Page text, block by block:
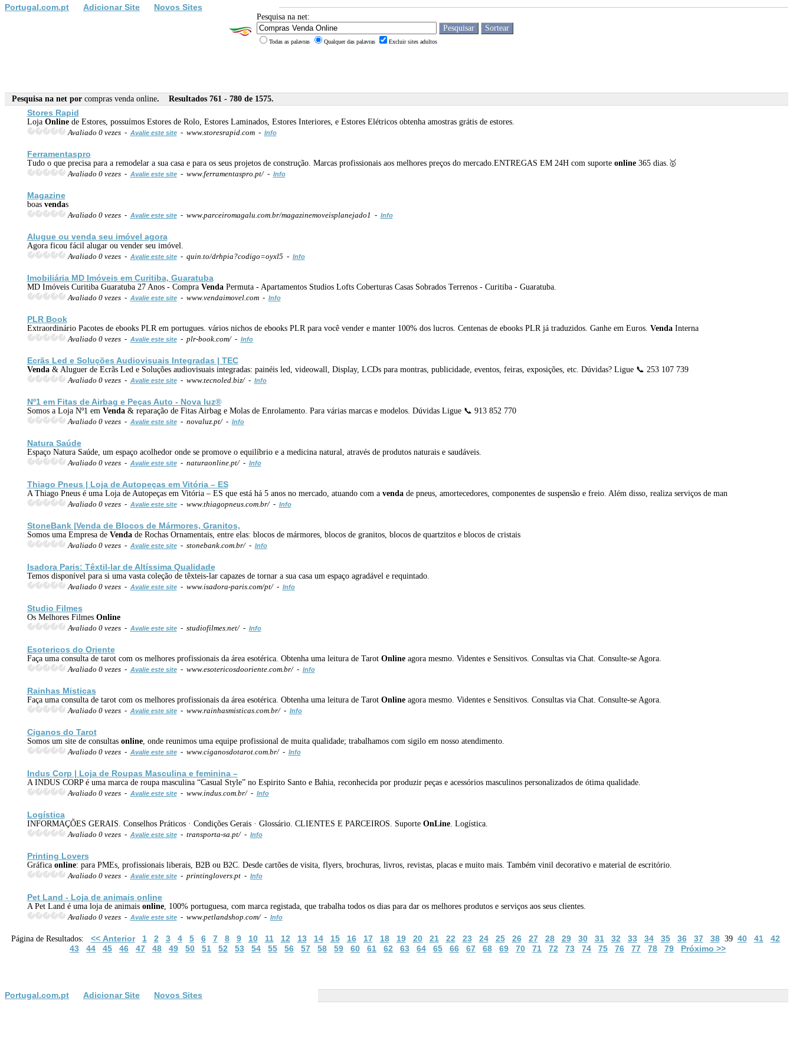
Portugal.com.pt Adicionar Site Novos Sites
Pesquisa na net:
Todas as palavras Qualquer das palavras Excluir sites adultos
Pesquisa na net por compras venda online. Resultados 761 - 780 de 1575.
Stores Rapid
Loja Onlinede Estores, possuímos Estores de Rolo, Estores Laminados, Estores Interiores, e Estores Elétricos obtenha amostras grátis de estores.
Avaliado 0 vezes - Avalie este site- www.storesrapid.com - Info
Ferramentaspro
Tudo o que precisa para a remodelar a sua casa e para os seus projetos de construção. Marcas profissionais aos melhores preços do mercado.ENTREGAS EM 24H com suporte online365 dias.🥇
Avaliado 0 vezes - Avalie este site- www.ferramentaspro.pt/ - Info
Magazine
boas vendas
Avaliado 0 vezes - Avalie este site- www.parceiromagalu.com.br/magazinemoveisplanejado1 - Info
Alugue ou vendaseu imóvel agora
Agora ficou fácil alugar ou vender seu imóvel.
Avaliado 0 vezes - Avalie este site- quin.to/drhpia?codigo=oyxl5 - Info
Imobiliária MD Imóveis em Curitiba, Guaratuba
MD Imóveis Curitiba Guaratuba 27 Anos - Compra VendaPermuta - Apartamentos Studios Lofts Coberturas Casas Sobrados Terrenos - Curitiba - Guaratuba.
Avaliado 0 vezes - Avalie este site- www.vendaimovel.com - Info
PLR Book
Extraordinário Pacotes de ebooks PLR em portugues. vários nichos de ebooks PLR para você vender e manter 100% dos lucros. Centenas de ebooks PLR já traduzidos. Ganhe em Euros. VendaInterna
Avaliado 0 vezes - Avalie este site- plr-book.com/ - Info
Ecrãs Led e Soluções Audiovisuais Integradas | TEC
Venda& Aluguer de Ecrãs Led e Soluções audiovisuais integradas: painéis led, videowall, Display, LCDs para montras, publicidade, eventos, feiras, exposições, etc. Dúvidas? Ligue 📞 253 107 739
Avaliado 0 vezes - Avalie este site- www.tecnoled.biz/ - Info
Nº1 em Fitas de Airbag e Peças Auto - Nova luz®
Somos a Loja Nº1 em Venda& reparação de Fitas Airbag e Molas de Enrolamento. Para várias marcas e modelos. Dúvidas Ligue 📞 913 852 770
Avaliado 0 vezes - Avalie este site- novaluz.pt/ - Info
Natura Saúde
Espaço Natura Saúde, um espaço acolhedor onde se promove o equilíbrio e a medicina natural, através de produtos naturais e saudáveis.
Avaliado 0 vezes - Avalie este site- naturaonline.pt/ - Info
Thiago Pneus | Loja de Autopeças em Vitória – ES
A Thiago Pneus é uma Loja de Autopeças em Vitória – ES que está há 5 anos no mercado, atuando com a vendade pneus, amortecedores, componentes de suspensão e freio. Além disso, realiza serviços de man
Avaliado 0 vezes - Avalie este site- www.thiagopneus.com.br/ - Info
StoneBank |Vendade Blocos de Mármores, Granitos,
Somos uma Empresa de Vendade Rochas Ornamentais, entre elas: blocos de mármores, blocos de granitos, blocos de quartzitos e blocos de cristais
Avaliado 0 vezes - Avalie este site- stonebank.com.br/ - Info
Isadora Paris: Têxtil-lar de Altíssima Qualidade
Temos disponível para si uma vasta coleção de têxteis-lar capazes de tornar a sua casa um espaço agradável e requintado.
Avaliado 0 vezes - Avalie este site- www.isadora-paris.com/pt/ - Info
Studio Filmes
Os Melhores Filmes Online
Avaliado 0 vezes - Avalie este site- studiofilmes.net/ - Info
Esotericos do Oriente
Faça uma consulta de tarot com os melhores profissionais da área esotérica. Obtenha uma leitura de Tarot Onlineagora mesmo. Videntes e Sensitivos. Consultas via Chat. Consulte-se Agora.
Avaliado 0 vezes - Avalie este site- www.esotericosdooriente.com.br/ - Info
Rainhas Misticas
Faça uma consulta de tarot com os melhores profissionais da área esotérica. Obtenha uma leitura de Tarot Onlineagora mesmo. Videntes e Sensitivos. Consultas via Chat. Consulte-se Agora.
Avaliado 0 vezes - Avalie este site- www.rainhasmisticas.com.br/ - Info
Ciganos do Tarot
Somos um site de consultas online, onde reunimos uma equipe profissional de muita qualidade; trabalhamos com sigilo em nosso atendimento.
Avaliado 0 vezes - Avalie este site- www.ciganosdotarot.com.br/ - Info
Indus Corp | Loja de Roupas Masculina e feminina –
A INDUS CORP é uma marca de roupa masculina “Casual Style” no Espirito Santo e Bahia, reconhecida por produzir peças e acessórios masculinos personalizados de ótima qualidade.
Avaliado 0 vezes - Avalie este site- www.indus.com.br/ - Info
Logística
INFORMAÇÕES GERAIS. Conselhos Práticos · Condições Gerais · Glossário. CLIENTES E PARCEIROS. Suporte OnLine. Logística.
Avaliado 0 vezes - Avalie este site- transporta-sa.pt/ - Info
Printing Lovers
Gráfica online: para PMEs, profissionais liberais, B2B ou B2C. Desde cartões de visita, flyers, brochuras, livros, revistas, placas e muito mais. Também vinil decorativo e material de escritório.
Avaliado 0 vezes - Avalie este site- printinglovers.pt - Info
Pet Land - Loja de animais online
A Pet Land é uma loja de animais online, 100% portuguesa, com marca registada, que trabalha todos os dias para dar os melhores produtos e serviços aos seus clientes.
Avaliado 0 vezes - Avalie este site- www.petlandshop.com/ - Info
Página de Resultados: << Anterior 1 2 3 4 5 6 7 8 9 10 11 12 13 14 15 16 17 18 19 20 21 22 23 24 25 26 27 28 29 30 31 32 33 34 35 36 37 3839 40 41
42
43
44 45 46 47 48 49 50 51 52 53 54 55 56 57 58 59 60 61 62 63 64 65 66 67 68 69 70 71 72 73 74 75 76 77 78 79 Próximo >>
Portugal.com.pt Adicionar Site Novos Sites